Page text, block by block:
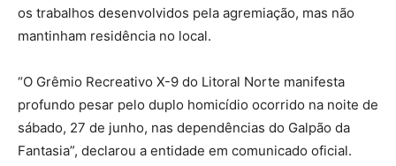
os trabalhos desenvolvidos pela agremiação, mas não
mantinham residência no local.
“O Grêmio Recreativo X-9 do Litoral Norte manifesta
profundo pesar pelo duplo homicídio ocorrido na noite de
sábado, 27 de junho, nas dependências do Galpão da
Fantasia”, declarou a entidade em comunicado oficial.